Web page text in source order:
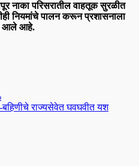
नाका परिसरातील वाहतूक सुरळीत
नियमांचे पालन करून प्रशासनाला
आले आहे.
बहिणीचे राज्यसेवेत घवघवीत यश